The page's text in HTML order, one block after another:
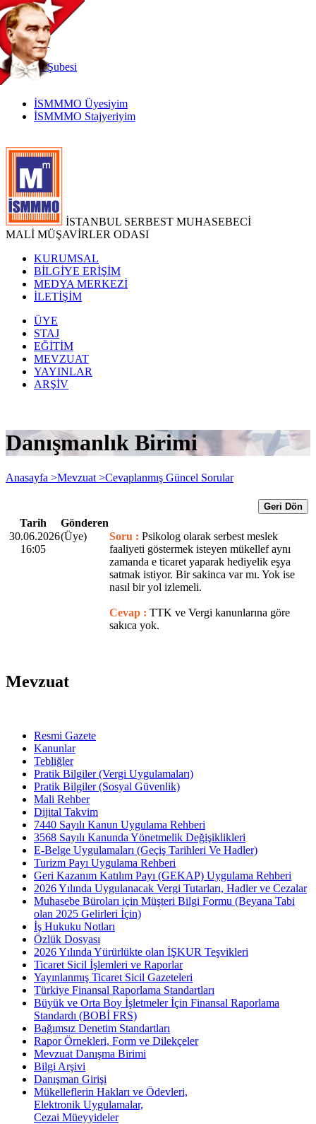
TR
|
EN
İnternetŞubesi
İSMMMO Üyesiyim
İSMMMO Stajyeriyim
İSTANBUL SERBEST MUHASEBECİ
MALİ MÜŞAVİRLER ODASI
KURUMSAL
BİLGİYE ERİŞİM
MEDYA MERKEZİ
İLETİŞİM
ÜYE
STAJ
EĞİTİM
MEVZUAT
YAYINLAR
ARŞİV
Danışmanlık Birimi
Anasayfa >Mevzuat >Cevaplanmış Güncel Sorular
Geri Dön
Tarih
Gönderen
30.06.2026
16:05
(Üye) Soru : Psikolog olarak serbest meslek
faaliyeti göstermek isteyen mükellef aynı
zamanda e ticaret yaparak hediyelik eşya
satmak istiyor. Bir sakinca var mı. Yok ise
nasıl bir yol izlemeli.
Cevap : TTK ve Vergi kanunlarına göre
sakıca yok.
Mevzuat
Resmi Gazete
Kanunlar
Tebliğler
Pratik Bilgiler (Vergi Uygulamaları)
Pratik Bilgiler (Sosyal Güvenlik)
Mali Rehber
Dijital Takvim
7440 Sayılı Kanun Uygulama Rehberi
3568 Sayılı Kanunda Yönetmelik Değişiklikleri
E-Belge Uygulamaları (Geçiş Tarihleri Ve Hadler)
Turizm Payı Uygulama Rehberi
Geri Kazanım Katılım Payı (GEKAP) Uygulama Rehberi
2026 Yılında Uygulanacak Vergi Tutarları, Hadler ve Cezalar
Muhasebe Büroları için Müşteri Bilgi Formu (Beyana Tabi
olan 2025 Gelirleri İçin)
İş Hukuku Notları
Özlük Dosyası
2026 Yılında Yürürlükte olan İŞKUR Teşvikleri
Ticaret Sicil İşlemleri ve Raporlar
Yayınlanmış Ticaret Sicil Gazeteleri
Türkiye Finansal Raporlama Standartları
Büyük ve Orta Boy İşletmeler İçin Finansal Raporlama
Standardı (BOBİ FRS)
Bağımsız Denetim Standartları
Rapor Örnekleri, Form ve Dilekçeler
Mevzuat Danışma Birimi
Bilgi Arşivi
Danışman Girişi
Mükelleflerin Hakları ve Ödevleri,
Elektronik Uygulamalar,
Cezai Müeyyideler